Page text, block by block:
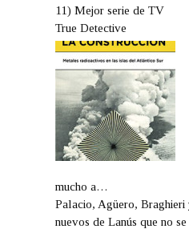
11) Mejor serie de TV
True Detective
mucho a…
Palacio, Agüero, Braghieri
nuevos de Lanús que no